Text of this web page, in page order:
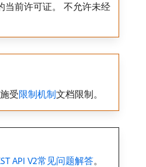
当前许可证。 不允许未经
受限制机制文档限制。
API V2常见问题解答。